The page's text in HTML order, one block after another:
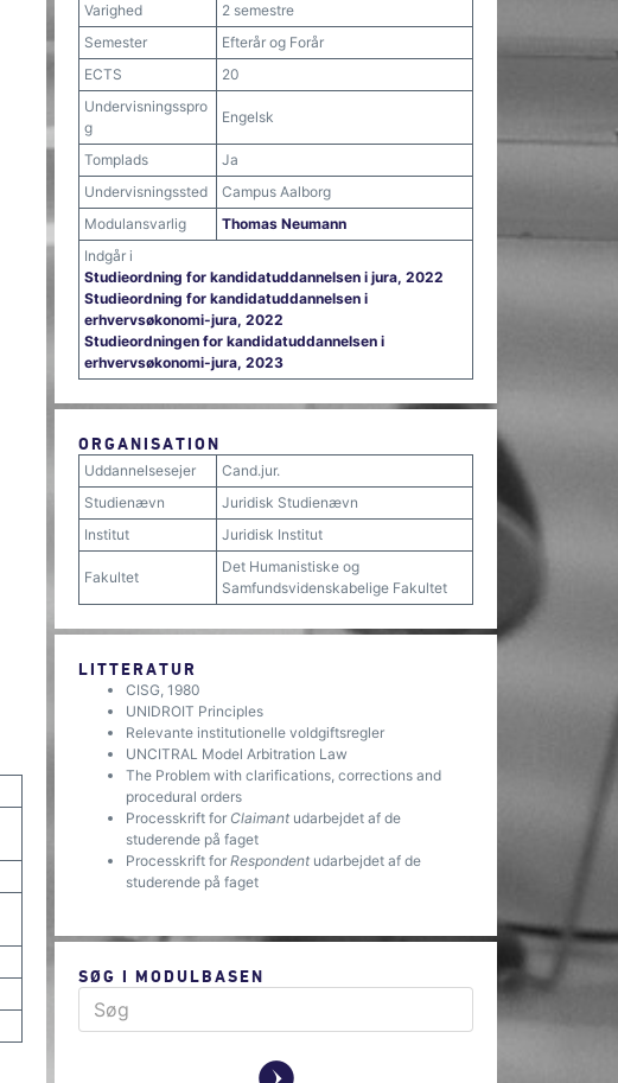
Varighed
2 semestre
Semester
Efterår og Forår
ECTS
20
Undervisningsspro
g
Engelsk
Tomplads
Ja
Undervisningssted
Campus Aalborg
Modulansvarlig
Thomas Neumann
Indgår i
Studieordning for kandidatuddannelsen i jura, 2022
Studieordning for kandidatuddannelsen i
erhvervsøkonomi-jura, 2022
Studieordningen for kandidatuddannelsen i
erhvervsøkonomi-jura, 2023
ORGANISATION
Uddannelsesejer
Cand.jur.
Studienævn
Juridisk Studienævn
Institut
Juridisk Institut
Fakultet
Det Humanistiske og
Samfundsvidenskabelige Fakultet
LITTERATUR
CISG, 1980
UNIDROIT Principles
Relevante institutionelle voldgiftsregler
UNCITRAL Model Arbitration Law
The Problem with clarifications, corrections and
procedural orders
Processkrift for Claimant udarbejdet af de
studerende på faget
Processkrift for Respondent udarbejdet af de
studerende på faget
SØG I MODULBASEN